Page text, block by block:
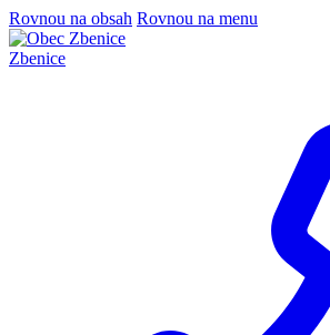
Rovnou na obsah Rovnou na menu
Zbenice